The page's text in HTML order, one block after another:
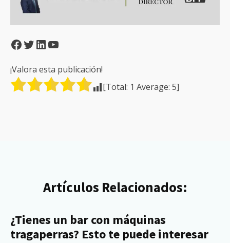
Facebook
Twitter
LinkedIn
YouTube
¡Valora esta publicación!
[Total: 1 Average: 5]
Artículos Relacionados:
¿Tienes un bar con máquinas
tragaperras? Esto te puede interesar